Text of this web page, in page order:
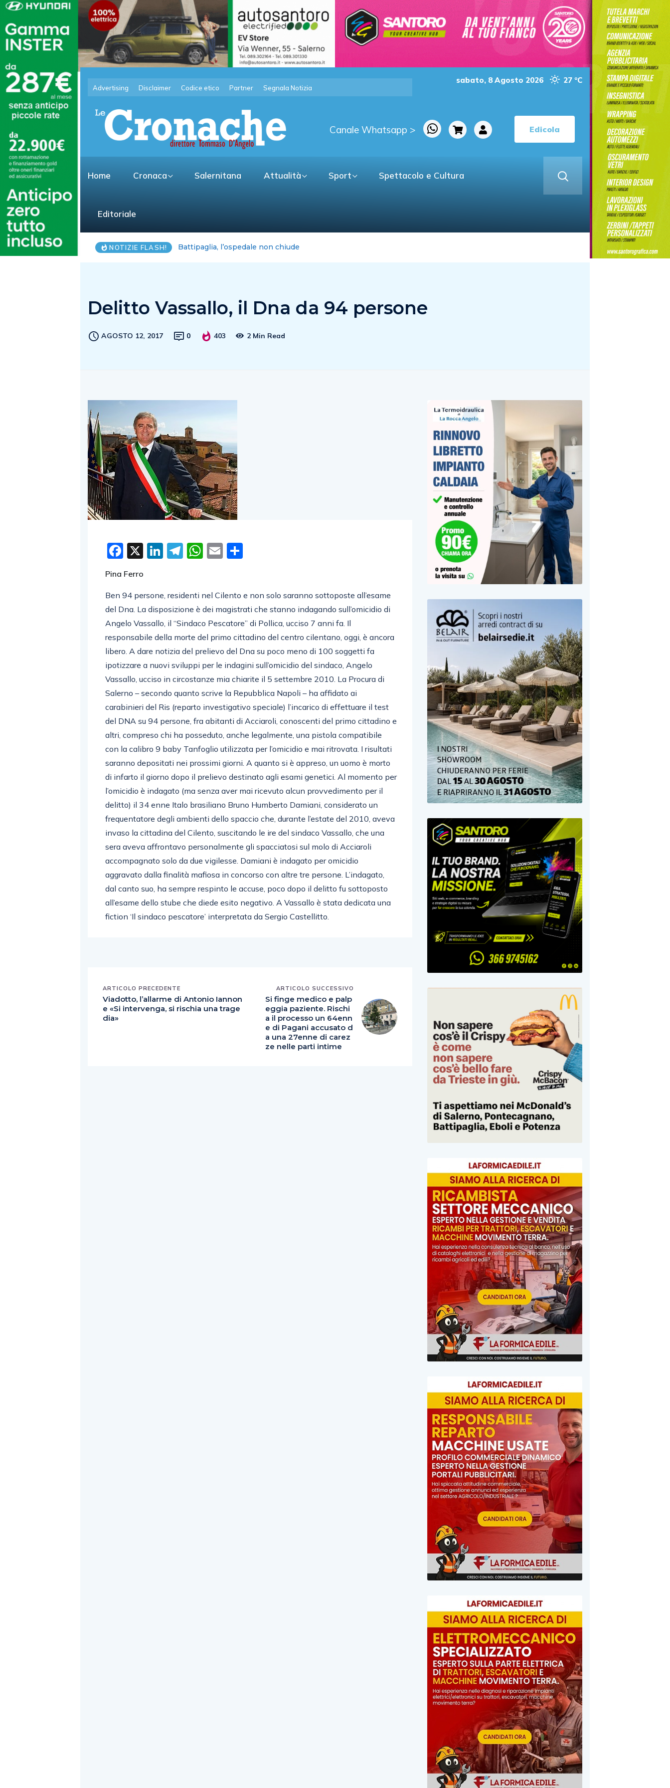
Advertising Disclaimer Codice etico Partner Segnala Notizia
sabato, 8 Agosto 2026 27 °C
Canale Whatsapp > Edicola
Home Cronaca Salernitana Attualità Sport Spettacolo e Cultura
Editoriale
NOTIZIE FLASH! Arechi e Volpe: la nota del Comune non chiude la vicenda
Delitto Vassallo, il Dna da 94 persone
AGOSTO 12, 2017 0 403 2 Min Read
Facebook
X LinkedIn
Telegram
WhatsApp
Email
Pina Ferro
Ben 94 persone, residenti nel Cilento e non solo saranno sottoposte all’esame
del Dna. La disposizione è dei magistrati che stanno indagando sull’omicidio di
Angelo Vassallo, il “Sindaco Pescatore” di Pollica, ucciso 7 anni fa. Il
responsabile della morte del primo cittadino del centro cilentano, oggi, è ancora
libero. A dare notizia del prelievo del Dna su poco meno di 100 soggetti fa
ipotizzare a nuovi sviluppi per le indagini sull’omicidio del sindaco, Angelo
Vassallo, ucciso in circostanze mia chiarite il 5 settembre 2010. La Procura di
Salerno – secondo quanto scrive la Repubblica Napoli – ha affidato ai
carabinieri del Ris (reparto investigativo speciale) l’incarico di effettuare il test
del DNA su 94 persone, fra abitanti di Acciaroli, conoscenti del primo cittadino e
altri, compreso chi ha posseduto, anche legalmente, una pistola compatibile
con la calibro 9 baby Tanfoglio utilizzata per l’omicidio e mai ritrovata. I risultati
saranno depositati nei prossimi giorni. A quanto si è appreso, un uomo è morto
di infarto il giorno dopo il prelievo destinato agli esami genetici. Al momento per
l’omicidio è indagato (ma senza aver mai ricevuto alcun provvedimento per il
delitto) il 34 enne Italo brasiliano Bruno Humberto Damiani, considerato un
frequentatore degli ambienti dello spaccio che, durante l’estate del 2010, aveva
invaso la cittadina del Cilento, suscitando le ire del sindaco Vassallo, che una
sera aveva affrontavo personalmente gli spacciatosi sul molo di Acciaroli
accompagnato solo da due vigilesse. Damiani è indagato per omicidio
aggravato dalla finalità mafiosa in concorso con altre tre persone. L’indagato,
dal canto suo, ha sempre respinto le accuse, poco dopo il delitto fu sottoposto
all’esame dello stube che diede esito negativo. A Vassallo è stata dedicata una
fiction ‘Il sindaco pescatore’ interpretata da Sergio Castellitto.
ARTICOLO PRECEDENTE
Viadotto, l’allarme di Antonio Iannon
e «Si intervenga, si rischia una trage
dia»
ARTICOLO SUCCESSIVO
Si finge medico e palp
eggia paziente. Rischi
a il processo un 64enn
e di Pagani accusato d
a una 27enne di carez
ze nelle parti intime